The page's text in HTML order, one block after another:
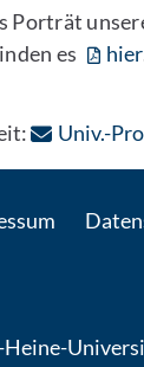
Porträt
es
hier
Univ.-